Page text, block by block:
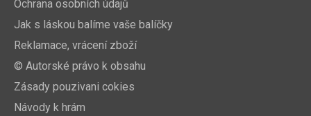
Ochrana osobních údajů
Jak s láskou balíme vaše balíčky
Reklamace, vrácení zboží
© Autorské právo k obsahu
Zásady pouzivani cokies
Návody k hrám